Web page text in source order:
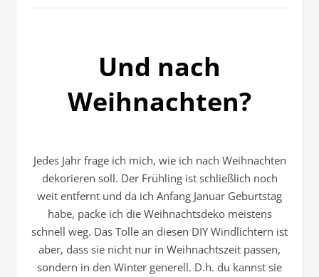
Und nach
Weihnachten?
Jedes Jahr frage ich mich, wie ich nach Weihnachten
dekorieren soll. Der Frühling ist schließlich noch
weit entfernt und da ich Anfang Januar Geburtstag
habe, packe ich die Weihnachtsdeko meistens
schnell weg. Das Tolle an diesen DIY Windlichtern ist
aber, dass sie nicht nur in Weihnachtszeit passen,
sondern in den Winter generell. D.h. du kannst sie